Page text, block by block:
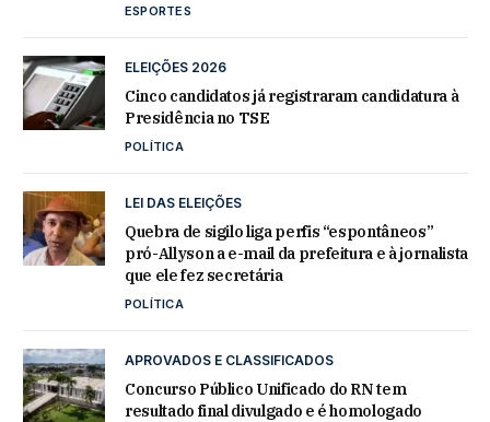
ESPORTES
ELEIÇÕES 2026
Cinco candidatos já registraram candidatura à
Presidência no TSE
POLÍTICA
LEI DAS ELEIÇÕES
Quebra de sigilo liga perfis “espontâneos”
pró-Allyson a e-mail da prefeitura e à jornalista
que ele fez secretária
POLÍTICA
APROVADOS E CLASSIFICADOS
Concurso Público Unificado do RN tem
resultado final divulgado e é homologado